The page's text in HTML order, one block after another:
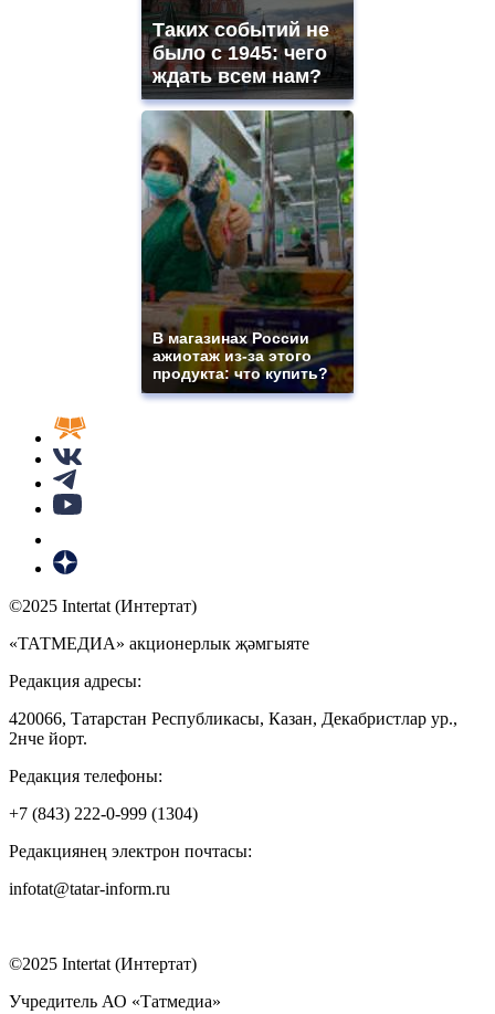
Таких событий не
было с 1945: чего
ждать всем нам?
В магазинах России
ажиотаж из-за этого
продукта: что купить?
©2025 Intertat (Интертат)
«ТАТМЕДИА» акционерлык җәмгыяте
Редакция адресы:
420066, Татарстан Республикасы, Казан, Декабристлар ур.,
2нче йорт.
Редакция телефоны:
+7 (843) 222-0-999 (1304)
Редакциянең электрон почтасы:
infotat@tatar-inform.ru
©2025 Intertat (Интертат)
Учредитель АО «Татмедиа»